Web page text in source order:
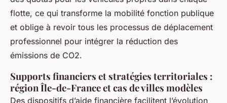
flotte, ce qui transforme la mobilité fonction publique
et oblige à revoir tous les processus de déplacement
professionnel pour intégrer la réduction des
émissions de CO2.
Supports financiers et stratégies territoriales :
région Île-de-France et cas de villes modèles
Des dispositifs d’aide financière facilitent l’évolution